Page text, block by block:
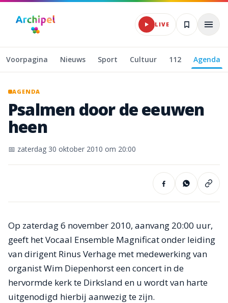
Naar hoofdinhoud
LIVE
Voorpagina Nieuws Sport Cultuur 112 Agenda
AGENDA
Psalmen doordeeeuwen
heen
📅 zaterdag 30 oktober 2010 om 20:00
Op zaterdag 6 november 2010, aanvang 20:00 uur,
geeft het Vocaal Ensemble Magnificat onder leiding
van dirigent Rinus Verhage met medewerking van
organist Wim Diepenhorst een concert in de
hervormde kerk te Dirksland en u wordt van harte
uitgenodigd hierbij aanwezig te zijn.